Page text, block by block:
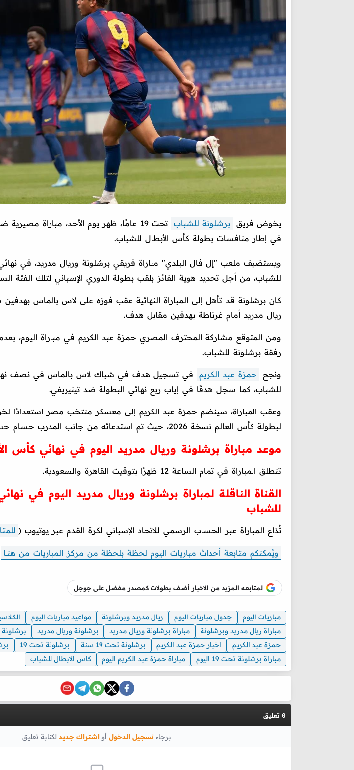
يخوض فريق برشلونة للشباب
تحت 19 عامًا، ظهر يوم الأحد، مباراة
في إطار منافسات بطولة كأس الأبطال للشباب.
ويستضيف ملعب "إل فال البلدي" مباراة فريقي برشلونة وريال مدريد، في
للشباب، من أجل تحديد هوية الفائز بلقب بطولة الدوري الإسباني لتلك الفئة السنية
كان برشلونة قد تأهل إلى المباراة النهائية عقب فوزه على لاس بالماس
ريال مدريد أمام غرناطة بهدفين مقابل هدف.
ومن المتوقع مشاركة المحترف المصري حمزة عبد الكريم في مباراة اليوم،
رفقة برشلونة للشباب.
ونجح حمزة عبد الكريم
في تسجيل هدف في شباك لاس بالماس في نصف
للشباب، كما سجل هدفًا في إياب ربع نهائي البطولة ضد تينيريفي.
وعقب المباراة، سينضم حمزة عبد الكريم إلى معسكر منتخب مصر استعدادًا
لبطولة كأس العالم نسخة 2026، حيث تم استدعائه من جانب المدرب حسام حسن.
موعد مباراة برشلونة وريال مدريد اليوم في نهائي كأس
تنطلق المباراة في تمام الساعة 12 ظهرًا بتوقيت القاهرة والسعودية.
القناة الناقلة لمباراة برشلونة وريال مدريد اليوم في
للشباب
تُذاع المباراة عبر الحساب الرسمي للاتحاد الإسباني لكرة القدم عبر يوتيوب (
ويُمكنكم متابعة أحداث مباريات اليوم لحظة بلحظة من مركز المباريات من هنـــا
لمتابعه المزيد من الاخبار أضف بطولات كمصدر مفضل على جوجل
مباريات اليوم جدول مباريات اليوم ريال مدريد وبرشلونة مواعيد مباريات اليوم
مباراة ريال مدريد وبرشلونة
مباراة برشلونة وريال مدريد برشلونة وريال مدريد برشلونة
حمزة عبد الكريم
اخبار حمزة عبد الكريم برشلونة تحت 19 سنة برشلونة تحت 19
مباراة برشلونة تحت 19 اليوم
مباراة حمزة عبد الكريم اليوم كاس الابطال للشباب
0 تعليق
برجاء تسجيل الدخول أو اشتراك جديد لكتابة تعليق